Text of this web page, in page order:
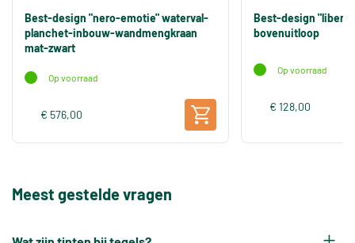
Best-design "nero-emotie" waterval-
planchet-inbouw-wandmengkraan
mat-zwart
Op voorraad
€ 576,00
Best-design
bovenuitloop
Op voorraad
€ 128,00
Meest gestelde vragen